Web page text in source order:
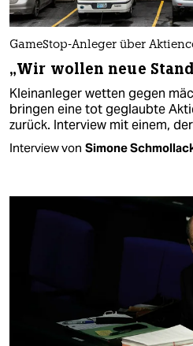
GameStop-Anleger über
„Wir wollen neue
Kleinanleger wetten gegen
bringen eine tot geglaubte
zurück. Interview mit einem,
Interview von Simone